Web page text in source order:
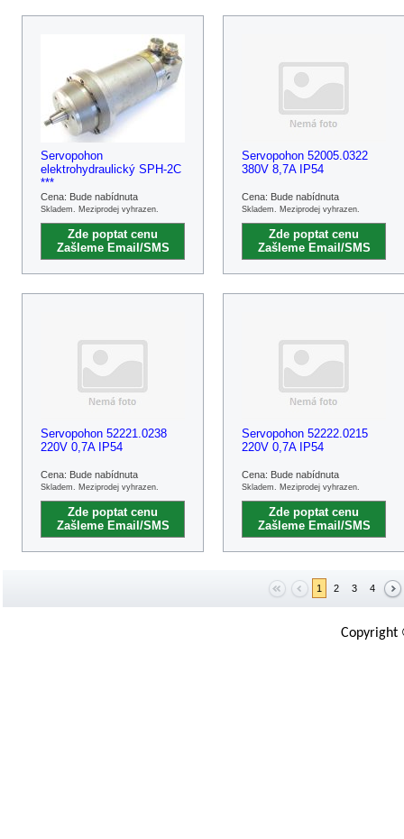
Servopohon
elektrohydraulický SPH-2C
***
Cena: Bude nabídnuta
Skladem. Meziprodej vyhrazen.
Zde poptat cenu
Zašleme Email/SMS
Servopohon 52005.0322
380V 8,7A IP54
Cena: Bude nabídnuta
Skladem. Meziprodej vyhrazen.
Zde poptat cenu
Zašleme Email/SMS
Servopohon 52221.0238
220V 0,7A IP54
Cena: Bude nabídnuta
Skladem. Meziprodej vyhrazen.
Zde poptat cenu
Zašleme Email/SMS
Servopohon 52222.0215
220V 0,7A IP54
Cena: Bude nabídnuta
Skladem. Meziprodej vyhrazen.
Zde poptat cenu
Zašleme Email/SMS
1 2 3 4
Copyright